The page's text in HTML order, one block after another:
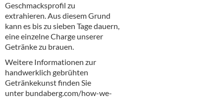
Alkoholfreie Getränke
Öle & Küchenartikel
Kaffee
Barzubehör
Equipment
Geschmacksprofil zu
extrahieren. Aus diesem Grund
kann es bis zu sieben Tage dauern,
eine einzelne Charge unserer
Getränke zu brauen.
Weitere Informationen zur
handwerklich gebrühten
Getränkekunst finden Sie
unter bundaberg.com/how-we-